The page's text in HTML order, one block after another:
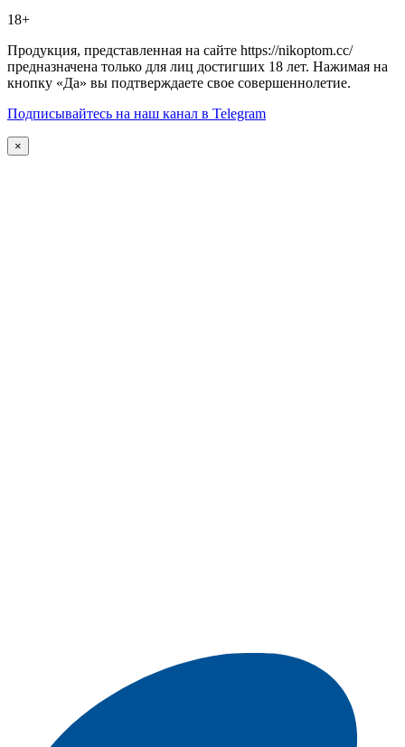
18+
Продукция, представленная на сайте https://nikoptom.cc/
предназначена только для лиц достигших 18 лет. Нажимая на
кнопку «Да» вы подтверждаете свое совершеннолетие.
Подписывайтесь на наш канал в Telegram
×